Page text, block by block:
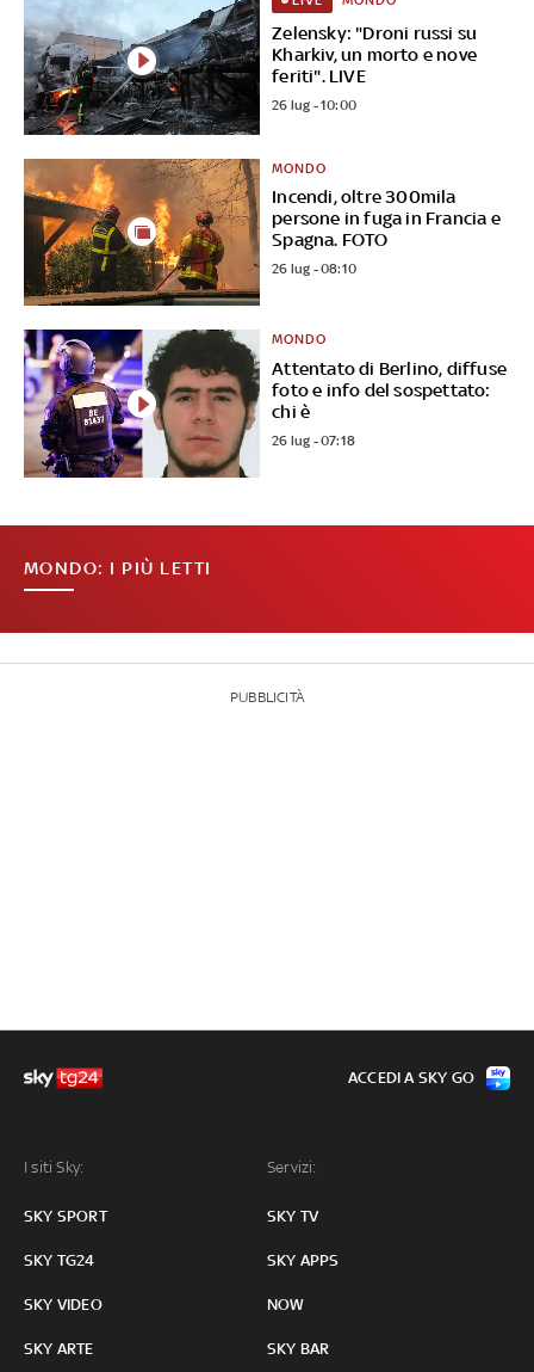
Zelensky: "Droni russi su
Kharkiv, un morto e nove
feriti". LIVE
26 lug - 10:00
Incendi, oltre 300mila
persone in fuga in Francia e
Spagna. FOTO
MONDO
26 lug - 08:10
Attentato di Berlino, diffuse
foto e info del sospettato:
chi è
MONDO
26 lug - 07:18
MONDO: I PIÙ LETTI
PUBBLICITÀ
I siti Sky:
SKY SPORT
SKY TG24
SKY VIDEO
SKY ARTE
Servizi:
SKY TV
SKY APPS
NOW
SKY BAR
ACCEDI A SKY GO